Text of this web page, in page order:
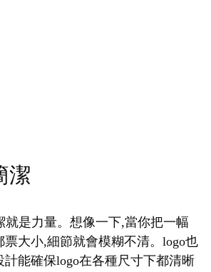
潔
就是力量。想像一下,當你把一幅
大小,細節就會模糊不清。logo也
計能確保logo在各種尺寸下都清晰